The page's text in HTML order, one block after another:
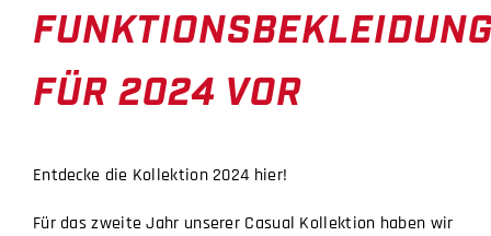
FÜR 2024 VOR
Entdecke die Kollektion 2024 hier!
Für das zweite Jahr unserer Casual Kollektion haben wir